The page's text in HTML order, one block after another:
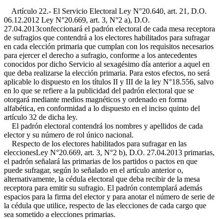
Artículo 22.- El Servicio Electoral Ley N°20.640, art. 21, D.O.
06.12.2012 Ley N°20.669, art. 3, N°2 a), D.O.
27.04.2013confeccionará el padrón electoral de cada mesa receptora
de sufragios que contendrá a los electores habilitados para sufragar
en cada elección primaria que cumplan con los requisitos necesarios
para ejercer el derecho a sufragio, conforme a los antecedentes
conocidos por dicho Servicio al sexagésimo día anterior a aquel en
que deba realizarse la elección primaria. Para estos efectos, no será
aplicable lo dispuesto en los títulos II y III de la ley N°18.556, salvo
en lo que se refiere a la publicidad del padrón electoral que se
otorgará mediante medios magnéticos y ordenado en forma
alfabética, en conformidad a lo dispuesto en el inciso quinto del
artículo 32 de dicha ley.
El padrón electoral contendrá los nombres y apellidos de cada
elector y su número de rol único nacional.
Respecto de los electores habilitados para sufragar en las
eleccionesLey N°20.669, art. 3, N°2 b), D.O. 27.04.2013 primarias,
el padrón señalará las primarias de los partidos o pactos en que
puede sufragar, según lo señalado en el artículo anterior o,
alternativamente, la cédula electoral que deba recibir de la mesa
receptora para emitir su sufragio. El padrón contemplará además
espacios para la firma del elector y para anotar el número de serie de
la cédula que utilice, respecto de las elecciones de cada cargo que
sea sometido a elecciones primarias.